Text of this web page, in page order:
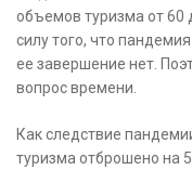
объемов туризма от 60
силу того, что
ее завершение нет.
вопрос времени.
Как следствие
туризма отброшено на